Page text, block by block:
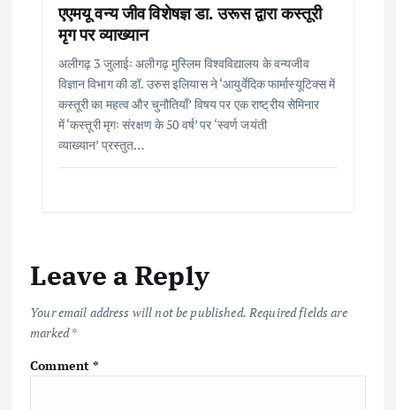
एएमयू वन्य जीव विशेषज्ञ डा. उरूस द्वारा कस्तूरी
मृग पर व्याख्यान
अलीगढ़ 3 जुलाईः अलीगढ़ मुस्लिम विश्वविद्यालय के वन्यजीव
विज्ञान विभाग की डॉ. उरुस इलियास ने ‘आयुर्वेदिक फार्मास्यूटिक्स में
कस्तूरी का महत्व और चुनौतियाँ’ विषय पर एक राष्ट्रीय सेमिनार
में ‘कस्तूरी मृगः संरक्षण के 50 वर्ष’ पर ‘स्वर्ण जयंती
व्याख्यान’ प्रस्तुत…
Leave a Reply
Your email address will not be published. Required fields are
marked*
Comment*